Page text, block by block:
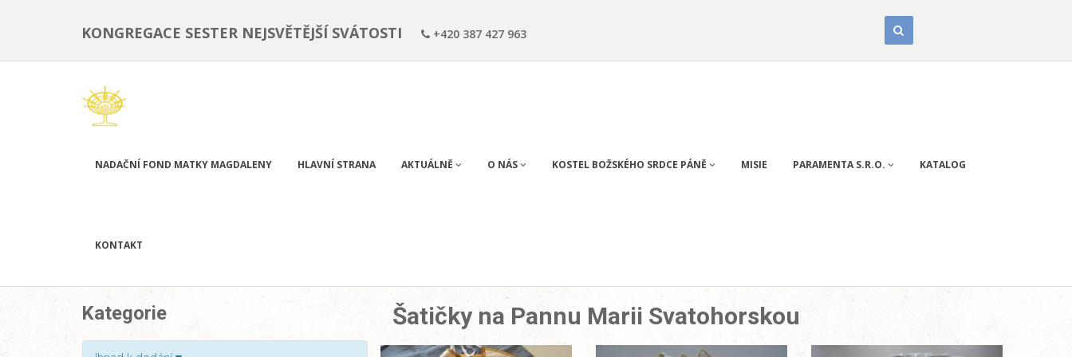
KONGREGACE SESTER NEJSVĚTĚJŠÍ SVÁTOSTI +420 387 427 963
NADAČNÍ FOND MATKY MAGDALENY HLAVNÍ STRANA AKTUÁLNĚ O NÁS KOSTEL BOŽSKÉHO SRDCE PÁNĚ MISIE PARAMENTA S.R.O. KATALOG
KONTAKT
Kategorie Šatičky na Pannu Marii Svatohorskou